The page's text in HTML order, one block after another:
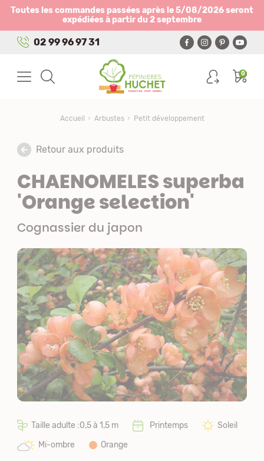
Toutes les commandes passées après le 5/08/2026 seront
expédiées à partir du 2 septembre
02 99 96 97 31
0
Accueil Arbustes Petit développement
Retour aux produits
CHAENOMELES superba
'Orange selection'
Cognassier du japon
Taille adulte :0,5 à 1,5 m Printemps
Soleil
Mi-ombre
Orange
Panneau de gestion des cookies